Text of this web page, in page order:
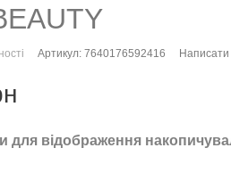
Артикул: 7640176592416 Написати
для відображення